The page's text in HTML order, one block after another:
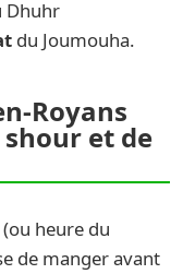
Dhuhr
du Joumouha.
Royans
et de
heure du
de manger avant